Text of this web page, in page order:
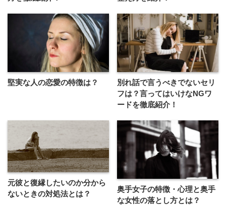
堅実な人の恋愛の特徴は？
別れ話で言うべきでないセリ
フは？言ってはいけなNGワ
ードを徹底紹介！
元彼と復縁したいのか分から
ないときの対処法とは？
奥手女子の特徴・心理と奥手
な女性の落とし方とは？